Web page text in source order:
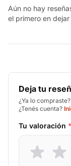
Aún no hay
el primero en
Deja tu
¿Ya lo
¿Tenés cuenta?
Tu valoración *